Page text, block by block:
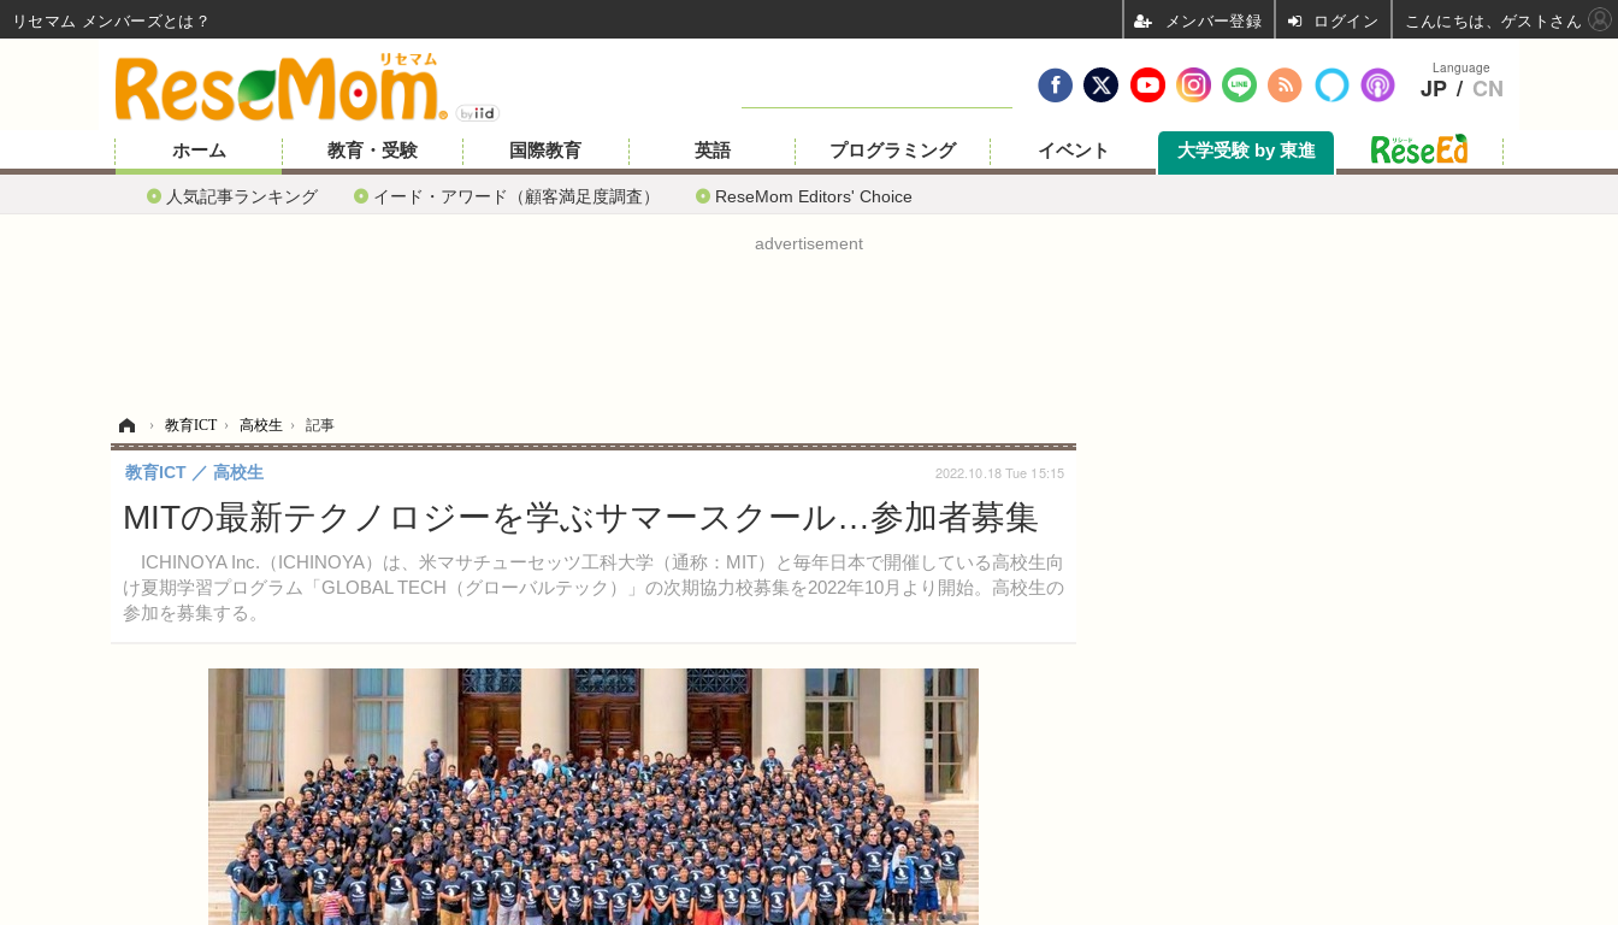
ホーム
人気記事ランキング イード・アワード（顧客満足度調査） ReseMom Editors' Choice
教育・受験 国際教育 英語 プログラミング イベント 大学受験 by 東進
advertisement
› 教育ICT › 高校生 › 記事
MITの最新テクノロジーを学ぶサマースクール…参加者募集
ICHINOYA Inc.（ICHINOYA）は、米マサチューセッツ工科大学（通称：MIT）と毎年日本で開催している高校生向
け夏期学習プログラム「GLOBAL TECH（グローバルテック）」の次期協力校募集を2022年10月より開始。高校生の
参加を募集する。
教育ICT 高校生 2022.10.18 Tue 15:15
Language
JP / CN
リセマム メンバーズ ログイン こんにちは、ゲストさん